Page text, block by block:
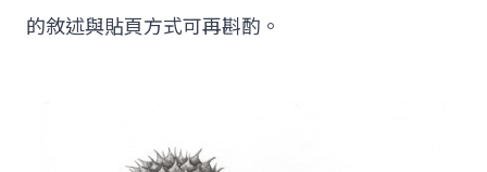
的敘述與貼頁方式可再斟酌。